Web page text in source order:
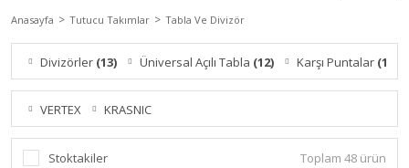
Anasayfa Tutucu Takımlar Tabla Ve Divizör
Divizörler (13) Üniversal Açılı Tabla (12) Karşı Puntalar (11)
VERTEX KRASNIC
Stoktakiler Toplam 48 ürün